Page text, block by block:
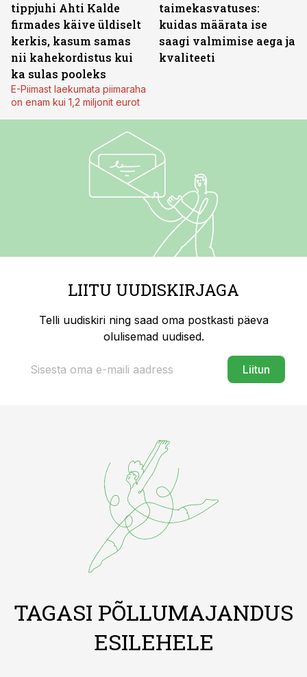
tippjuhi Ahti Kalde
firmades käive üldiselt
kerkis, kasum samas
nii kahekordistus kui
ka sulas pooleks
E-Piimast laekumata piimaraha
on enam kui 1,2 miljonit eurot
taimekasvatuses:
kuidas määrata ise
saagi valmimise aega ja
kvaliteeti
LIITU UUDISKIRJAGA
Telli uudiskiri ning saad oma postkasti päeva
olulisemad uudised.
Liitun
TAGASI PÕLLUMAJANDUS
ESILEHELE